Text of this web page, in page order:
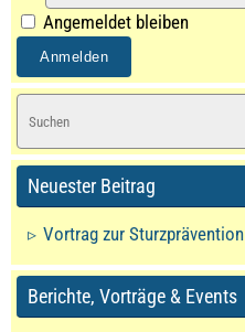
Angemeldet bleiben
Neuester Beitrag
Vortrag zur Sturzprävention
Berichte, Vorträge & Events